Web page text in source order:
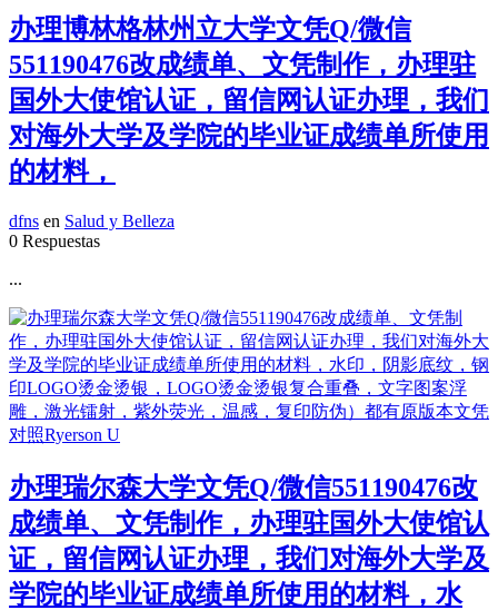
办理博林格林州立大学文凭Q/微信
551190476改成绩单、文凭制作，办理驻
国外大使馆认证，留信网认证办理，我们
对海外大学及学院的毕业证成绩单所使用
的材料，
dfns en Salud y Belleza
0 Respuestas
...
办理瑞尔森大学文凭Q/微信551190476改
成绩单、文凭制作，办理驻国外大使馆认
证，留信网认证办理，我们对海外大学及
学院的毕业证成绩单所使用的材料，水